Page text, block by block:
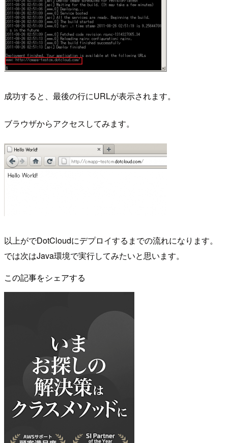
成功すると、最後の行にURLが表示されます。
ブラウザからアクセスしてみます。
以上がでDotCloudにデプロイするまでの流れになります。
では次はJava環境で実行してみたいと思います。
この記事をシェアする